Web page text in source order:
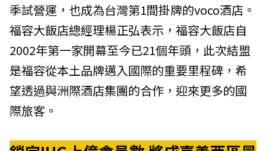
季試營運，也成為台灣第1間掛牌的voco酒店。
福容大飯店總經理楊正弘表示，福容大飯店自
2002年第一家開幕至今已21個年頭，此次結盟
是福容從本土品牌邁入國際的重要里程碑，希
望透過與洲際酒店集團的合作，迎來更多的國
際旅客。